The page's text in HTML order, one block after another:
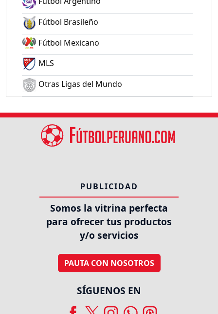
Fútbol Brasileño
Fútbol Mexicano
MLS
Otras Ligas del Mundo
PUBLICIDAD
Somos la vitrina perfecta
para ofrecer tus productos
y/o servicios
PAUTA CON NOSOTROS
SÍGUENOS EN